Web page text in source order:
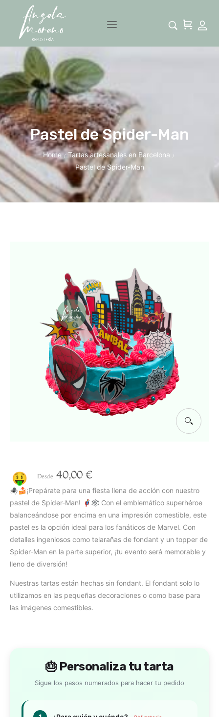
Pastel de Spider-Man
Home / Tartas artesanales en Barcelona /
Pastel de Spider-Man
🤑 Desde 40,00 €
🕷️🍰¡Prepárate para una fiesta llena de acción con nuestro
pastel de Spider-Man! 🦸‍♂️🕸️ Con el emblemático superhéroe
balanceándose por encima en una impresión comestible, este
pastel es la opción ideal para los fanáticos de Marvel. Con
detalles ingeniosos como telarañas de fondant y un topper de
Spider-Man en la parte superior, ¡tu evento será memorable y
lleno de diversión!
Nuestras tartas están hechas sin fondant. El fondant solo lo
utilizamos en las pequeñas decoraciones o como base para
las imágenes comestibles.
🎂 Personaliza tu tarta
Sigue los pasos numerados para hacer tu pedido